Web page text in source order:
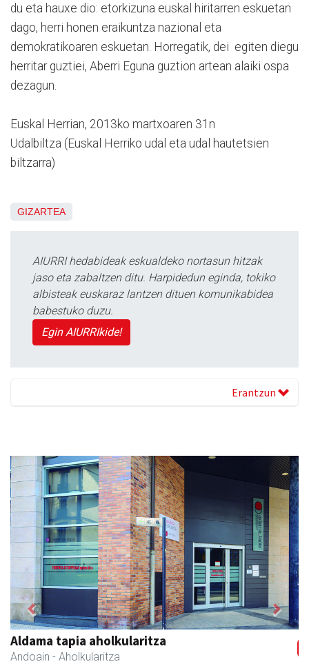
du eta hauxe dio: etorkizuna euskal hiritarren eskuetan
dago, herri honen eraikuntza nazional eta
demokratikoaren eskuetan. Horregatik, dei egiten diegu
herritar guztiei, Aberri Eguna guztion artean alaiki ospa
dezagun.
Euskal Herrian, 2013ko martxoaren 31n
Udalbiltza (Euskal Herriko udal eta udal hautetsien
biltzarra)
GIZARTEA
AIURRI hedabideak eskualdeko nortasun hitzak
jaso eta zabaltzen ditu. Harpidedun eginda, tokiko
albisteak euskaraz lantzen dituen komunikabidea
babestuko duzu.
Egin AIURRIkide!
Erantzun
Aldama tapia aholkularitza
Andoain - Aholkularitza
Previous Next